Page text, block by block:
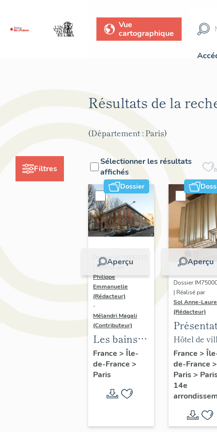
Vue
cartographique
Filtres
Résultats de la
(Département : Paris)
Sélectionner les résultats
affichés
Dossier
Aperçu
Dossier IA75000310
| Réalisé par
Philippe
Emmanuelle
(Rédacteur)
-
Mélandri Magali
(Contributeur)
Les bains
douches
municipaux
de la ville
de Paris
France > Île-
de-France >
Paris
Aperçu
Dossier
| Réalisé par
Sol Anne-Laure
(Rédacteur)
du
de la
annexe
Hôtel de
annexe
France >
de-France >
Paris>
14e